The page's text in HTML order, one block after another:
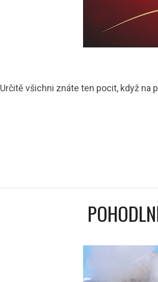
Určitě všichni znáte ten pocit, když na